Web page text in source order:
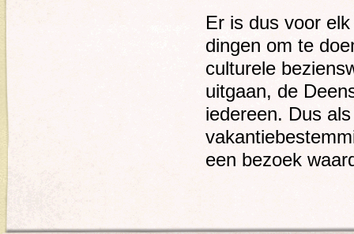
Er is dus voor
dingen om te
culturele
uitgaan, de
iedereen. Dus
een bezoek